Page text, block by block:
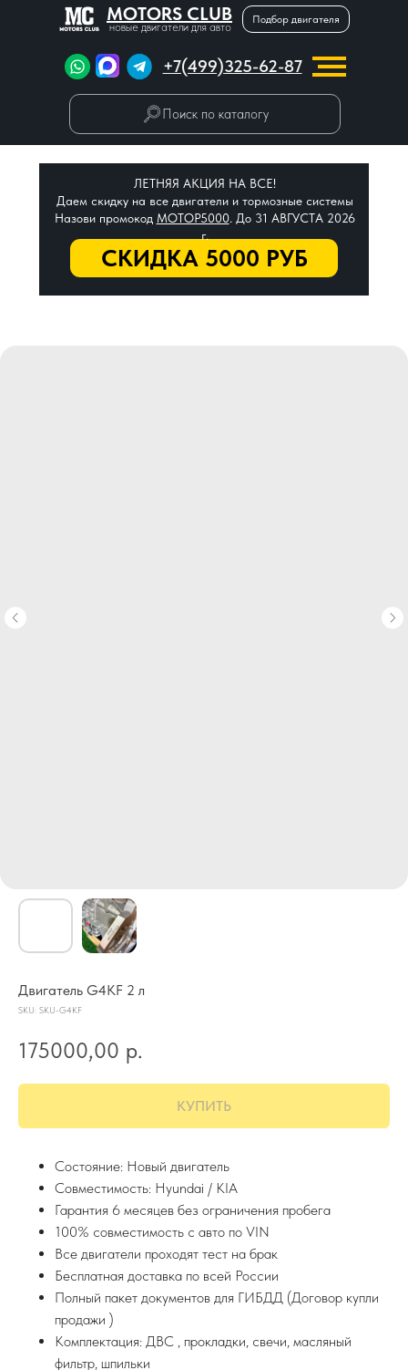
MOTORS CLUB
новые двигатели для авто
Подбор двигателя
+7(499)325-62-87
Поиск по каталогу
СКИДКА 5000 РУБ
ЛЕТНЯЯ АКЦИЯ НА ВСЕ!
Даем скидку на все двигатели и тормозные системы
Назови промокод МОТОР5000. До 31 АВГУСТА 2026
г.
Двигатель G4KF 2 л
SKU: SKU-G4KF
175000,00 р.
КУПИТЬ
Состояние: Новый двигатель
Совместимость: Hyundai / KIA
Гарантия 6 месяцев без ограничения пробега
100% совместимость с авто по VIN
Все двигатели проходят тест на брак
Бесплатная доставка по всей России
Полный пакет документов для ГИБДД (Договор купли
продажи )
Комплектация: ДВС , прокладки, свечи, масляный
фильтр, шпильки